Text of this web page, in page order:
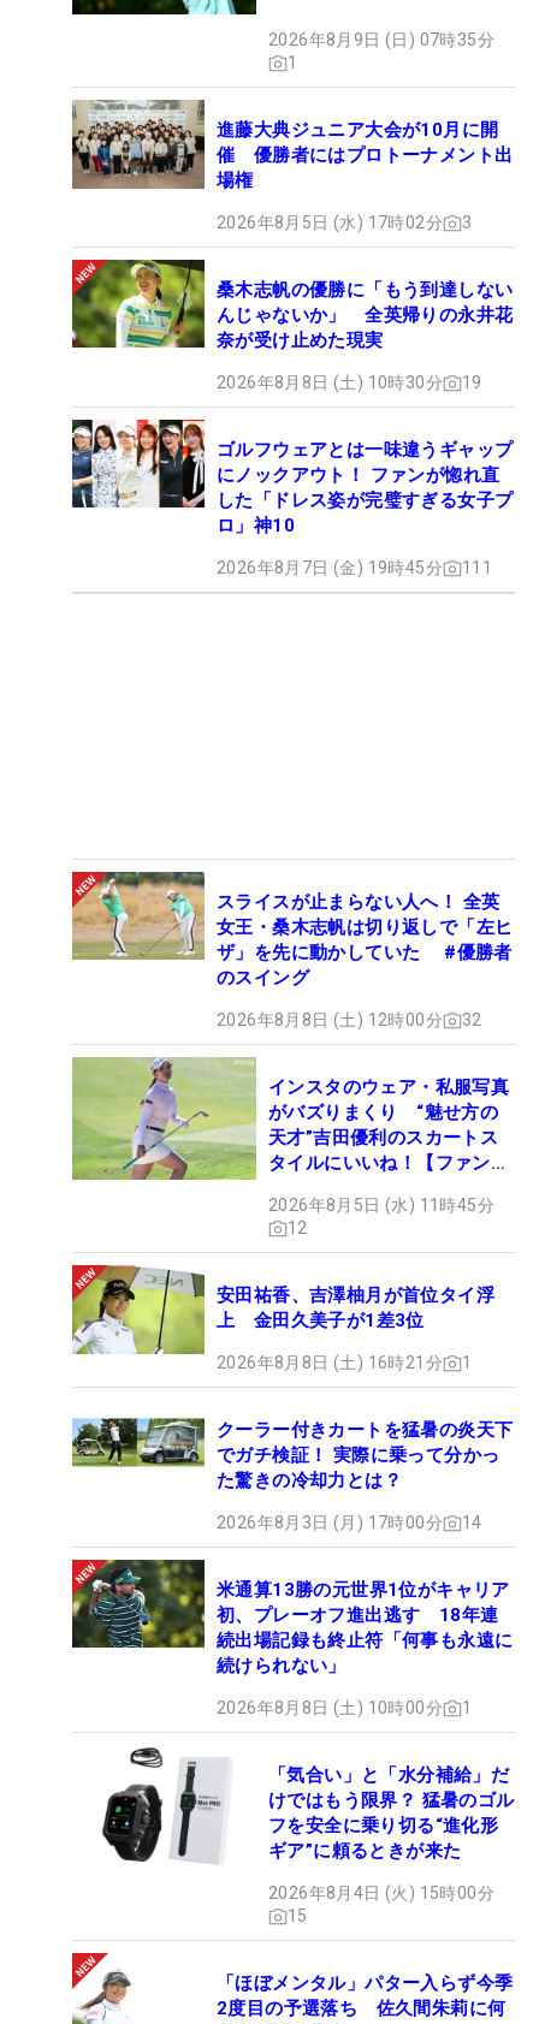
2026年8月9日 (日) 07時35分
1
進藤大典ジュニア大会が10月に開
催 優勝者にはプロトーナメント出
場権
2026年8月5日 (水) 17時02分 3
桑木志帆の優勝に「もう到達しない
んじゃないか」 全英帰りの永井花
奈が受け止めた現実
2026年8月8日 (土) 10時30分 19
ゴルフウェアとは一味違うギャップ
にノックアウト！ ファンが惚れ直
した「ドレス姿が完璧すぎる女子プ
ロ」神10
2026年8月7日 (金) 19時45分 111
スライスが止まらない人へ！ 全英
女王・桑木志帆は切り返しで「左ヒ
ザ」を先に動かしていた #優勝者
のスイング
2026年8月8日 (土) 12時00分 32
インスタのウェア・私服写真
がバズりまくり “魅せ方の
天才”吉田優利のスカートス
タイルにいいね！【ファンが
2026年8月5日 (水) 11時45分
12
安田祐香、吉澤柚月が首位タイ浮
上 金田久美子が1差3位
2026年8月8日 (土) 16時21分 1
クーラー付きカートを猛暑の炎天下
でガチ検証！ 実際に乗って分かっ
た驚きの冷却力とは？
2026年8月3日 (月) 17時00分 14
米通算13勝の元世界1位がキャリア
初、プレーオフ進出逃す 18年連
続出場記録も終止符「何事も永遠に
続けられない」
2026年8月8日 (土) 10時00分 1
「気合い」と「水分補給」だ
けではもう限界？ 猛暑のゴル
フを安全に乗り切る“進化形
ギア”に頼るときが来た
2026年8月4日 (火) 15時00分
15
「ほぼメンタル」パター入らず今季
2度目の予選落ち 佐久間朱莉に何